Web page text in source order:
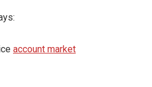
account market